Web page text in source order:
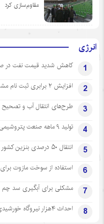
مقاوم‌سازی کرد
انرژی
1 کاهش شدید قیمت نفت در
2 افزایش ۲ برابری ثبت نام مشترکان گاز تهرانی‌ در سامانه اصلاح موتور
3 طرح‌های انتقال آب و
4 تولید ۹ ماهه صنعت پتروشیمی با ۷ درصد رشد به ۵۳ میلیون تن رسید
5 انتقال ۵۰ درصدی بنزین کشور از منطقه خلیج فارس
6 استفاده از سوخت مازوت
7 مشکلی برای آبگیری سد چم
8 احداث ۴هزار نیروگاه خورشیدی همزمان با سفر رئیس جمهور به یزد